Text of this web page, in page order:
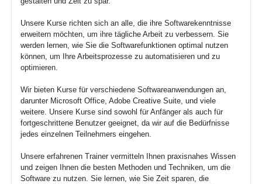
Unsere Kurse richten sich an alle, die ihre Softwarekenntnisse
erweitern möchten, um ihre tägliche Arbeit zu verbessern. Sie
werden lernen, wie Sie die Softwarefunktionen optimal nutzen
können, um Ihre Arbeitsprozesse zu automatisieren und zu
optimieren.
Wir bieten Kurse für verschiedene Softwareanwendungen an,
darunter Microsoft Office, Adobe Creative Suite, und viele
weitere. Unsere Kurse sind sowohl für Anfänger als auch für
fortgeschrittene Benutzer geeignet, da wir auf die Bedürfnisse
jedes einzelnen Teilnehmers eingehen.
Unsere erfahrenen Trainer vermitteln Ihnen praxisnahes Wissen
und zeigen Ihnen die besten Methoden und Techniken, um die
Software zu nutzen. Sie lernen, wie Sie Zeit sparen, die